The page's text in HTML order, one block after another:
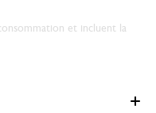
et incluent la